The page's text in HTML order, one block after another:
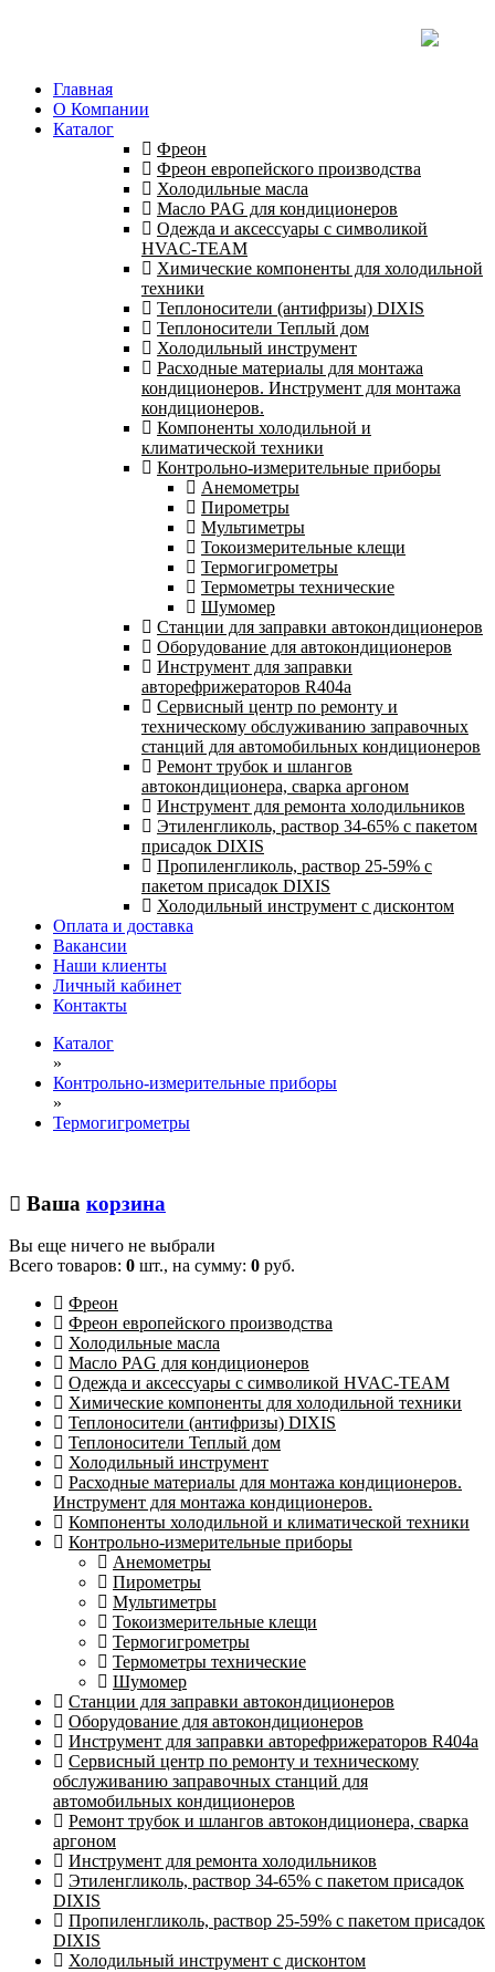
Главная
О Компании
Каталог
Фреон
Фреон европейского производства
Холодильные масла
Масло PAG для кондиционеров
Одежда и аксессуары с символикой
HVAC-TEAM
Химические компоненты для холодильной
техники
Теплоносители (антифризы) DIXIS
Теплоносители Теплый дом
Холодильный инструмент
Расходные материалы для монтажа
кондиционеров. Инструмент для монтажа
кондиционеров.
Компоненты холодильной и
климатической техники
Контрольно-измерительные приборы
Анемометры
Пирометры
Мультиметры
Токоизмерительные клещи
Термогигрометры
Термометры технические
Шумомер
Станции для заправки автокондиционеров
Оборудование для автокондиционеров
Инструмент для заправки
авторефрижераторов R404a
Сервисный центр по ремонту и
техническому обслуживанию заправочных
станций для автомобильных кондиционеров
Ремонт трубок и шлангов
автокондиционера, сварка аргоном
Инструмент для ремонта холодильников
Этиленгликоль, раствор 34-65% с пакетом
присадок DIXIS
Пропиленгликоль, раствор 25-59% с
пакетом присадок DIXIS
Холодильный инструмент с дисконтом
Оплата и доставка
Вакансии
Наши клиенты
Личный кабинет
Контакты
Каталог
»
Контрольно-измерительные приборы
»
Термогигрометры
Ваша корзина
Вы еще ничего не выбрали
Всего товаров: 0 шт., на сумму: 0 руб.
Фреон
Фреон европейского производства
Холодильные масла
Масло PAG для кондиционеров
Одежда и аксессуары с символикой HVAC-TEAM
Химические компоненты для холодильной техники
Теплоносители (антифризы) DIXIS
Теплоносители Теплый дом
Холодильный инструмент
Расходные материалы для монтажа кондиционеров.
Инструмент для монтажа кондиционеров.
Компоненты холодильной и климатической техники
Контрольно-измерительные приборы
Анемометры
Пирометры
Мультиметры
Токоизмерительные клещи
Термогигрометры
Термометры технические
Шумомер
Станции для заправки автокондиционеров
Оборудование для автокондиционеров
Инструмент для заправки авторефрижераторов R404a
Сервисный центр по ремонту и техническому
обслуживанию заправочных станций для
автомобильных кондиционеров
Ремонт трубок и шлангов автокондиционера, сварка
аргоном
Инструмент для ремонта холодильников
Этиленгликоль, раствор 34-65% с пакетом присадок
DIXIS
Пропиленгликоль, раствор 25-59% с пакетом присадок
DIXIS
Холодильный инструмент с дисконтом